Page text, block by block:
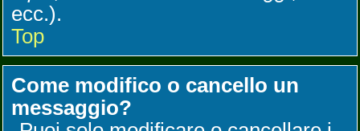
ecc.).
Top
Come modifico o cancello un
messaggio?